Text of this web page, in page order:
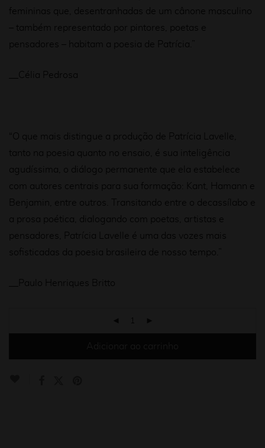
femininas que, desentranhadas de um cânone masculino
– também representado por pintores, poetas e
pensadores – habitam a poesia de Patrícia.”
__Célia Pedrosa
“O que mais distingue a produção de Patrícia Lavelle,
tanto na poesia quanto no ensaio, é sua inteligência
agudíssima, o diálogo permanente que ela estabelece
com autores centrais para sua formação: Kant, Hamann e
Benjamin, entre outros. Transitando entre o decassílabo e
a prosa poética, dialogando com poetas, artistas e
pensadores, Patrícia Lavelle é uma das vozes mais
sofisticadas da poesia brasileira de nosso tempo.”
__Paulo Henriques Britto